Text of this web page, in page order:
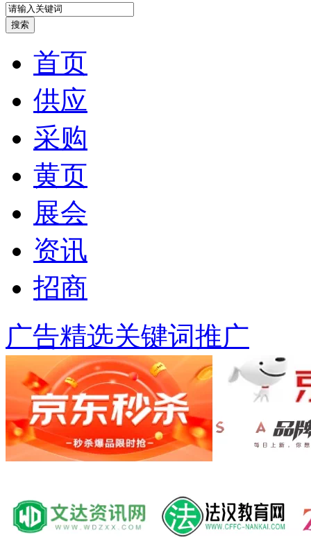
首页
供应
采购
黄页
展会
资讯
招商
广告精选关键词推广